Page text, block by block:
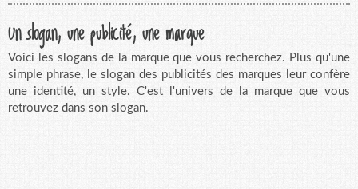
Un slogan, une publicité, une marque
Voici les slogans de la marque que vous recherchez. Plus qu'une
simple phrase, le slogan des publicités des marques leur confère
une identité, un style. C'est l'univers de la marque que vous
retrouvez dans son slogan.